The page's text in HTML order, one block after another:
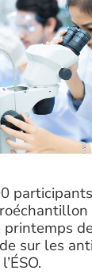
printemps
sur les